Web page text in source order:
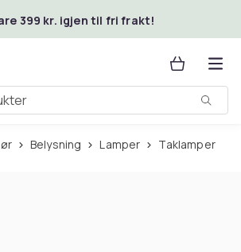
399 kr. igjen til fri frakt!
Belysning Lamper Taklamper